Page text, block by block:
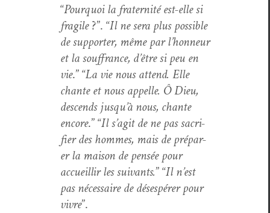
“Pourquoi la fra­ter­nité est-elle si
frag­ile?”. “Il ne sera plus pos­si­ble
de sup­port­er, même par l’hon­neur
et la souf­france, d’être si peu en
vie.” “La vie nous attend. Elle
chante et nous appelle. Ô Dieu,
descends jusqu’à nous, chante
encore.” “Il s’ag­it de ne pas sac­ri­
fi­er des hommes, mais de pré­par­
er la mai­son de pen­sée pour
accueil­lir les suiv­ants.” “Il n’est
pas néces­saire de dés­espér­er pour
vivre”.